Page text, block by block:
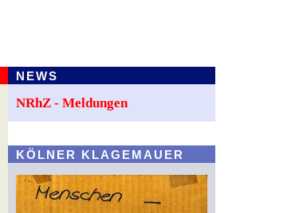
NEWS
NRhZ - Meldungen
KÖLNER KLAGEMAUER